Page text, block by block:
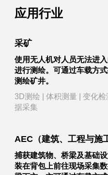
应用行业
采矿
使用无人机对人员无法进
进行测绘。可通过车载方
测绘矿井。
3D测绘 | 体积测量 | 变化
据采集
AEC（建筑、工程与施
捕获建筑物、桥梁及基础
装在背包上前往现场采集